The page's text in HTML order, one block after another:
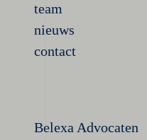
team
nieuws
contact
Belexa Advocaten